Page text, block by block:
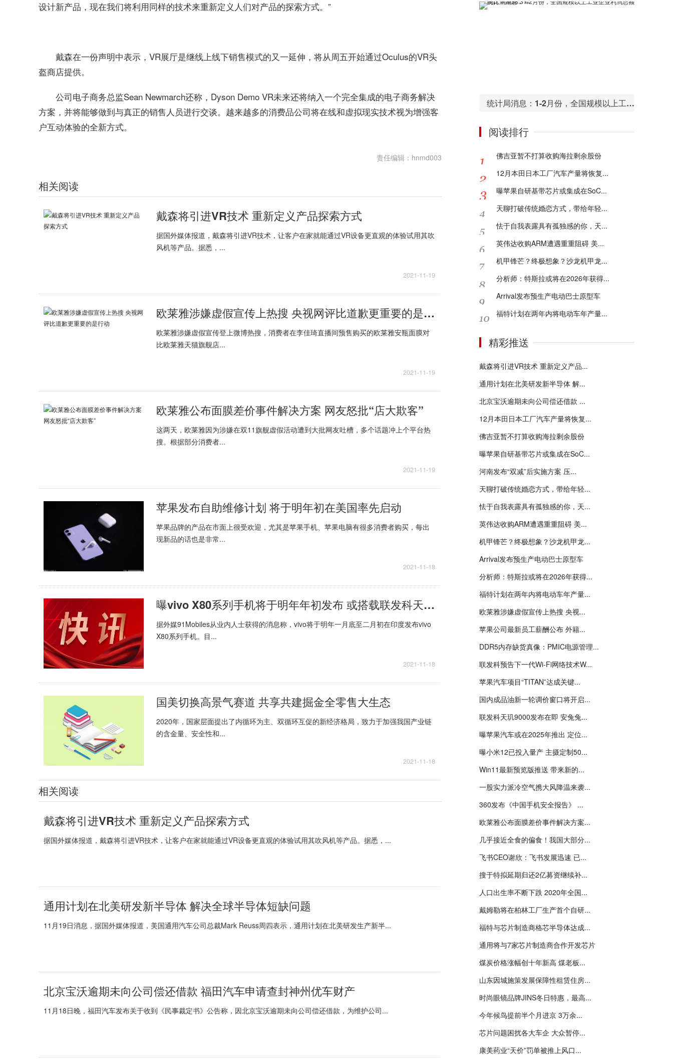
设计新产品，现在我们将利用同样的技术来重新定义人们对产品的探索方式。”
戴森在一份声明中表示，VR展厅是继线上线下销售模式的又一延伸，将从周五开始通过Oculus的VR头
盔商店提供。
公司电子商务总监Sean Newmarch还称，Dyson Demo VR未来还将纳入一个完全集成的电子商务解决
方案，并将能够做到与真正的销售人员进行交谈。越来越多的消费品公司将在线和虚拟现实技术视为增强客
户互动体验的全新方式。
责任编辑：hnmd003
相关阅读
戴森将引进VR技术 重新定义产品探索方式
据国外媒体报道，戴森将引进VR技术，让客户在家就能通过VR设备更直观的体验试用其吹
风机等产品。据悉，...
2021-11-19
欧莱雅涉嫌虚假宣传上热搜 央视网评比道歉更重要的是行动
欧莱雅涉嫌虚假宣传登上微博热搜，消费者在李佳琦直播间预售购买的欧莱雅安瓶面膜对
比欧莱雅天猫旗舰店...
2021-11-19
欧莱雅公布面膜差价事件解决方案 网友怒批“店大欺客”
这两天，欧莱雅因为涉嫌在双11旗舰虚假活动遭到大批网友吐槽，多个话题冲上个平台热
搜。根据部分消费者...
2021-11-19
苹果发布自助维修计划 将于明年初在美国率先启动
苹果品牌的产品在市面上很受欢迎，尤其是苹果手机、苹果电脑有很多消费者购买，每出
现新品的话也是非常...
2021-11-18
曝vivo X80系列手机将于明年年初发布 或搭载联发科天玑 2000 SoC
据外媒91Mobiles从业内人士获得的消息称，vivo将于明年一月底至二月初在印度发布vivo
X80系列手机。目...
2021-11-18
国美切换高景气赛道 共享共建掘金全零售大生态
2020年，国家层面提出了内循环为主、双循环互促的新经济格局，致力于加强我国产业链
的含金量、安全性和...
2021-11-18
相关阅读
戴森将引进VR技术 重新定义产品探索方式
据国外媒体报道，戴森将引进VR技术，让客户在家就能通过VR设备更直观的体验试用其吹风机等产品。据悉，...
通用计划在北美研发新半导体 解决全球半导体短缺问题
11月19日消息，据国外媒体报道，美国通用汽车公司总裁Mark Reuss周四表示，通用计划在北美研发生产新半...
北京宝沃逾期未向公司偿还借款 福田汽车申请查封神州优车财产
11月18日晚，福田汽车发布关于收到《民事裁定书》公告称，因北京宝沃逾期未向公司偿还借款，为维护公司...
统计局消息：1-2月份，全国规模以上工业企业利润总额同比下降38.3%
阅读排行
佛吉亚暂不打算收购海拉剩余股份
12月本田日本工厂汽车产量将恢复...
曝苹果自研基带芯片或集成在SoC...
天聊打破传统婚恋方式，带给年轻...
怯于自我表露具有孤独感的你，天...
英伟达收购ARM遭遇重重阻碍 美...
机甲锋芒？终极想象？沙龙机甲龙...
分析师：特斯拉或将在2026年获得...
Arrival发布预生产电动巴士原型车
福特计划在两年内将电动车年产量...
精彩推送
戴森将引进VR技术 重新定义产品...
通用计划在北美研发新半导体 解...
北京宝沃逾期未向公司偿还借款 ...
12月本田日本工厂汽车产量将恢复...
佛吉亚暂不打算收购海拉剩余股份
曝苹果自研基带芯片或集成在SoC...
河南发布“双减”后实施方案 压...
天聊打破传统婚恋方式，带给年轻...
怯于自我表露具有孤独感的你，天...
英伟达收购ARM遭遇重重阻碍 美...
机甲锋芒？终极想象？沙龙机甲龙...
Arrival发布预生产电动巴士原型车
分析师：特斯拉或将在2026年获得...
福特计划在两年内将电动车年产量...
欧莱雅涉嫌虚假宣传上热搜 央视...
苹果公司最新员工薪酬公布 外籍...
DDR5内存缺货真像：PMIC电源管理...
联发科预告下一代Wi-Fi网络技术W...
苹果汽车项目“TITAN”达成关键...
国内成品油新一轮调价窗口将开启...
联发科天玑9000发布在即 安兔兔...
曝苹果汽车或在2025年推出 定位...
曝小米12已投入量产 主摄定制50...
Win11最新预览版推送 带来新的...
一股实力派冷空气携大风降温来袭...
360发布《中国手机安全报告》 ...
欧莱雅公布面膜差价事件解决方案...
几乎接近全食的偏食！我国大部分...
飞书CEO谢欣：飞书发展迅速 已...
搜于特拟延期归还2亿募资继续补...
人口出生率不断下跌 2020年全国...
戴姆勒将在柏林工厂生产首个自研...
福特与芯片制造商格芯半导体达成...
通用将与7家芯片制造商合作开发芯片
煤炭价格涨幅创十年新高 煤老板...
山东因城施策发展保障性租赁住房...
时尚眼镜品牌JINS冬日特惠，最高...
今年候鸟提前半个月进京 3万余...
芯片问题困扰各大车企 大众暂停...
康美药业“天价”罚单被推上风口...